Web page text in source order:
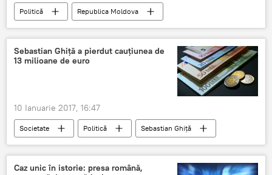
Politică
Republica Moldova
Traian Băsescu
Traian Băsescu
Curtea Constituțională
Președintele Republicii Moldova
Decret
Igor Dodon
Sebastian Ghiță a pierdut cauțiunea de
13 milioane de euro
10 Ianuarie 2017, 16:47
Societate Politică
Sebastian Ghiță
România
Caz unic în istorie: presa română,